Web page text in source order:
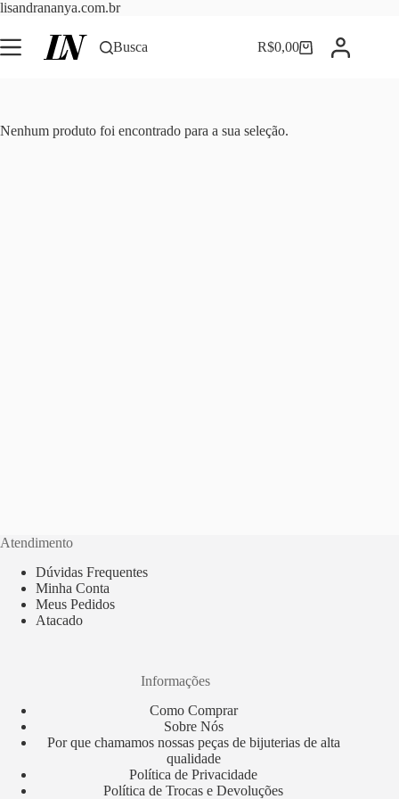
lisandrananya.com.brPular
o
conteúdo
Busca Carrinho
R$0,00
Nenhum produto foi encontrado para a sua seleção.
Atendimento
Dúvidas Frequentes
Minha Conta
Meus Pedidos
Atacado
Informações
Como Comprar
Sobre Nós
Por que chamamos nossas peças de bijuterias de alta
qualidade
Política de Privacidade
Política de Trocas e Devoluções